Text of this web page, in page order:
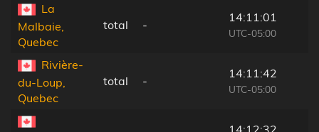
La
Malbaie,
Quebec
total -
14:11:01
UTC-05:00
Rivière-
du-Loup,
Quebec
total -
14:11:42
UTC-05:00
14:12:32